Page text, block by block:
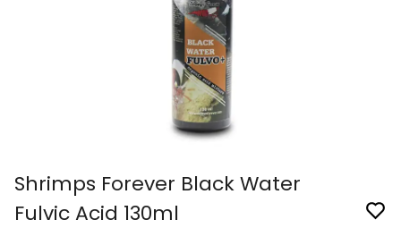
Shrimps Forever Black Water
Fulvic Acid 130ml